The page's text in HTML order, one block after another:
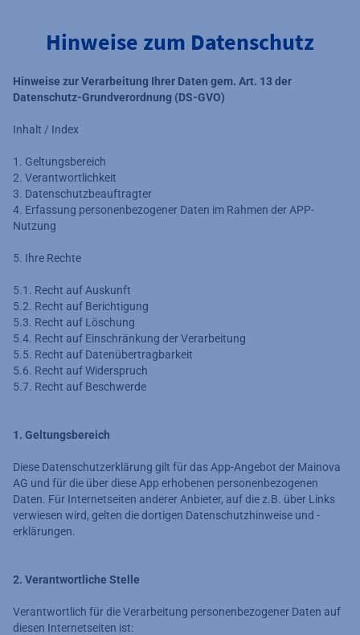
Hinweise zum Datenschutz
Hinweise zur Verarbeitung Ihrer Daten gem. Art. 13 der
Datenschutz-Grundverordnung (DS-GVO)
Inhalt / Index
1. Geltungsbereich
2. Verantwortlichkeit
3. Datenschutzbeauftragter
4. Erfassung personenbezogener Daten im Rahmen der APP-
Nutzung
5. Ihre Rechte
5.1. Recht auf Auskunft
5.2. Recht auf Berichtigung
5.3. Recht auf Löschung
5.4. Recht auf Einschränkung der Verarbeitung
5.5. Recht auf Datenübertragbarkeit
5.6. Recht auf Widerspruch
5.7. Recht auf Beschwerde
1. Geltungsbereich
Diese Datenschutzerklärung gilt für das App-Angebot der Mainova
AG und für die über diese App erhobenen personenbezogenen
Daten. Für Internetseiten anderer Anbieter, auf die z.B. über Links
verwiesen wird, gelten die dortigen Datenschutzhinweise und -
erklärungen.
2. Verantwortliche Stelle
Verantwortlich für die Verarbeitung personenbezogener Daten auf
diesen Internetseiten ist: